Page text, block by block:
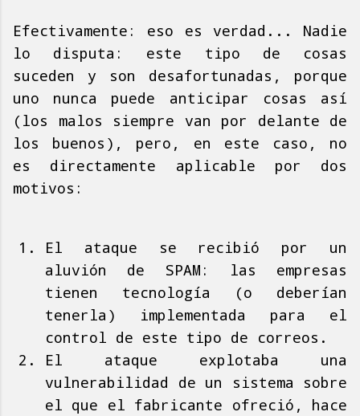
Efectivamente: eso es verdad... Nadie
lo disputa: este tipo de cosas
suceden y son desafortunadas, porque
uno nunca puede anticipar cosas así
(los malos siempre van por delante de
los buenos), pero, en este caso, no
es directamente aplicable por dos
motivos:
El ataque se recibió por un
aluvión de SPAM: las empresas
tienen tecnología (o deberían
tenerla) implementada para el
control de este tipo de correos.
El ataque explotaba una
vulnerabilidad de un sistema sobre
el que el fabricante ofreció, hace